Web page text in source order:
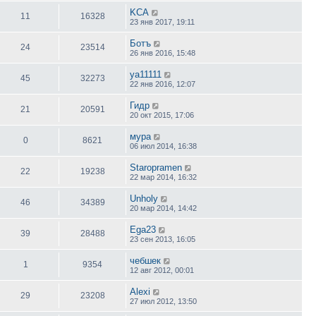
11 16328 KCA
23 янв 2017, 19:11
24 23514 Ботъ
26 янв 2016, 15:48
45 32273 ya11111
22 янв 2016, 12:07
21 20591 Гидр
20 окт 2015, 17:06
0 8621 мура
06 июл 2014, 16:38
22 19238 Staropramen
22 мар 2014, 16:32
46 34389 Unholy
20 мар 2014, 14:42
39 28488 Ega23
23 сен 2013, 16:05
1 9354 чебшек
12 авг 2012, 00:01
29 23208 Alexi
27 июл 2012, 13:50